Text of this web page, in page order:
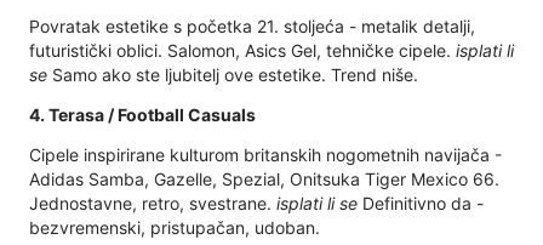
Povratak estetike s početka 21. stoljeća - metalik detalji,
futuristički oblici. Salomon, Asics Gel, tehničke cipele. isplati li
se Samo ako ste ljubitelj ove estetike. Trend niše.
4. Terasa / Football Casuals
Cipele inspirirane kulturom britanskih nogometnih navijača -
Adidas Samba, Gazelle, Spezial, Onitsuka Tiger Mexico 66.
Jednostavne, retro, svestrane. isplati li se Definitivno da -
bezvremenski, pristupačan, udoban.